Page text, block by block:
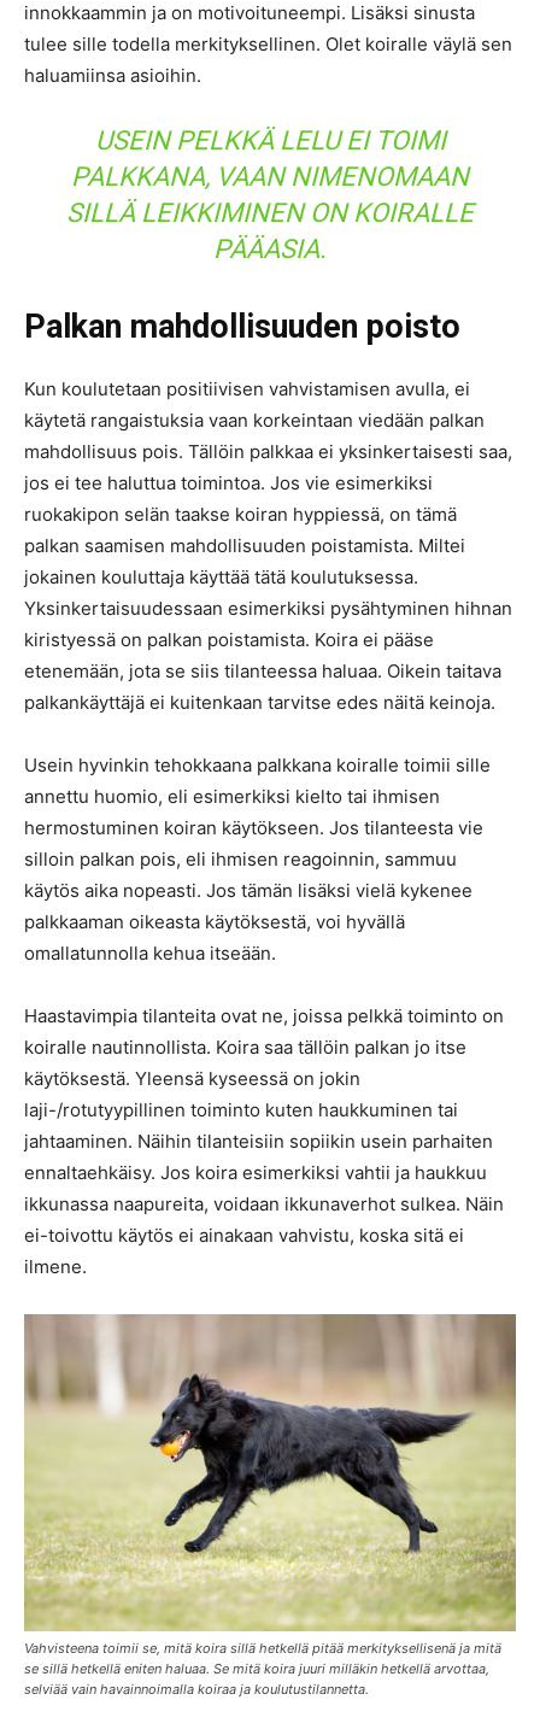
innokkaammin ja on motivoituneempi. Lisäksi sinusta
tulee sille todella merkityksellinen. Olet koiralle väylä sen
haluamiinsa asioihin.
USEIN PELKKÄ LELU EI TOIMI
PALKKANA, VAAN NIMENOMAAN
SILLÄ LEIKKIMINEN ON KOIRALLE
PÄÄASIA.
Palkan mahdollisuuden poisto
Kun koulutetaan positiivisen vahvistamisen avulla, ei
käytetä rangaistuksia vaan korkeintaan viedään palkan
mahdollisuus pois. Tällöin palkkaa ei yksinkertaisesti saa,
jos ei tee haluttua toimintoa. Jos vie esimerkiksi
ruokakipon selän taakse koiran hyppiessä, on tämä
palkan saamisen mahdollisuuden poistamista. Miltei
jokainen kouluttaja käyttää tätä koulutuksessa.
Yksinkertaisuudessaan esimerkiksi pysähtyminen hihnan
kiristyessä on palkan poistamista. Koira ei pääse
etenemään, jota se siis tilanteessa haluaa. Oikein taitava
palkankäyttäjä ei kuitenkaan tarvitse edes näitä keinoja.
Usein hyvinkin tehokkaana palkkana koiralle toimii sille
annettu huomio, eli esimerkiksi kielto tai ihmisen
hermostuminen koiran käytökseen. Jos tilanteesta vie
silloin palkan pois, eli ihmisen reagoinnin, sammuu
käytös aika nopeasti. Jos tämän lisäksi vielä kykenee
palkkaaman oikeasta käytöksestä, voi hyvällä
omallatunnolla kehua itseään.
Haastavimpia tilanteita ovat ne, joissa pelkkä toiminto on
koiralle nautinnollista. Koira saa tällöin palkan jo itse
käytöksestä. Yleensä kyseessä on jokin
laji-/rotutyypillinen toiminto kuten haukkuminen tai
jahtaaminen. Näihin tilanteisiin sopiikin usein parhaiten
ennaltaehkäisy. Jos koira esimerkiksi vahtii ja haukkuu
ikkunassa naapureita, voidaan ikkunaverhot sulkea. Näin
ei-toivottu käytös ei ainakaan vahvistu, koska sitä ei
ilmene.
Vahvisteena toimii se, mitä koira sillä hetkellä pitää merkityksellisenä ja mitä
se sillä hetkellä eniten haluaa. Se mitä koira juuri milläkin hetkellä arvottaa,
selviää vain havainnoimalla koiraa ja koulutustilannetta.